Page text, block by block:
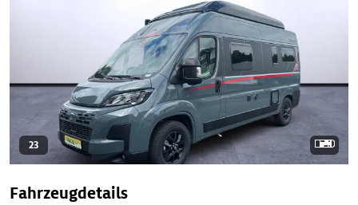
23
Fahrzeugdetails